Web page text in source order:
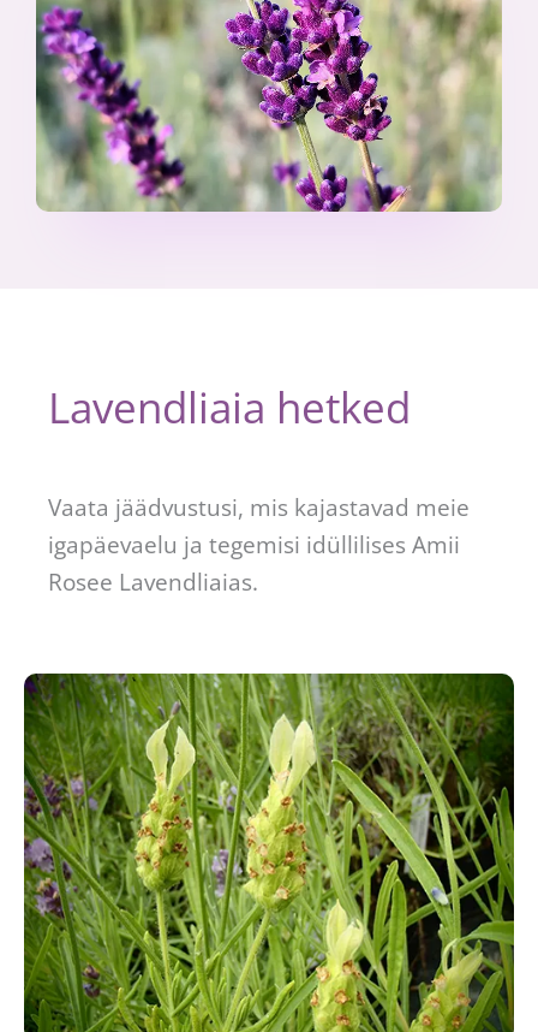
Lavendliaia hetked
Vaata jäädvustusi, mis kajastavad meie
igapäevaelu ja tegemisi idüllilises Amii
Rosee Lavendliaias.